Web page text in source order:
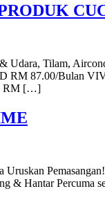
Tilam,
RM 87.00/Bulan
RM […]
Uruskan
& Hantar